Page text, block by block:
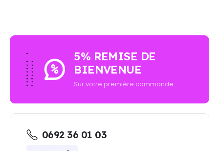
5% REMISE DE
BIENVENUE
Sur votre première commande
0692 36 01 03